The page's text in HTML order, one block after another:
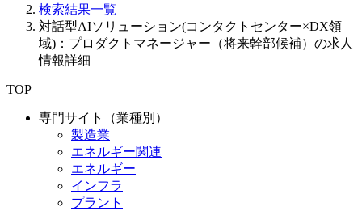
検索結果一覧
対話型AIソリューション(コンタクトセンター×DX領
域)：プロダクトマネージャー（将来幹部候補）の求人
情報詳細
TOP
専門サイト（業種別）
製造業
エネルギー関連
エネルギー
インフラ
プラント